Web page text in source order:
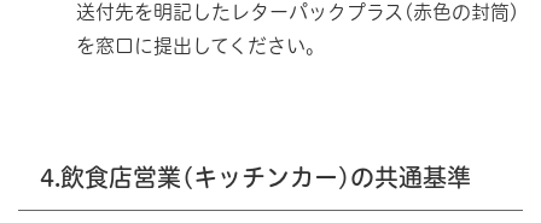
送付先を明記したレターパックプラス(赤色の封筒)
を窓口に提出してください。
4.飲食店営業(キッチンカー)の共通基準